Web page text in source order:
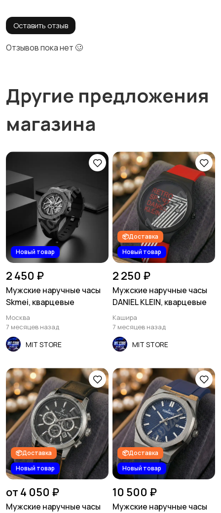
Оставить отзыв
Отзывов пока нет 🥴
Другие предложения
магазина
Новый товар
2 450 ₽
Мужские наручные часы
Skmei, кварцевые
Москва
7 месяцев назад
MIT STORE
📦Доставка
Новый товар
2 250 ₽
Мужские наручные часы
DANIEL KLEIN, кварцевые
Кашира
7 месяцев назад
MIT STORE
📦Доставка
Новый товар
от 4 050 ₽
Мужские наручные часы
📦Доставка
Новый товар
10 500 ₽
Мужские наручные часы